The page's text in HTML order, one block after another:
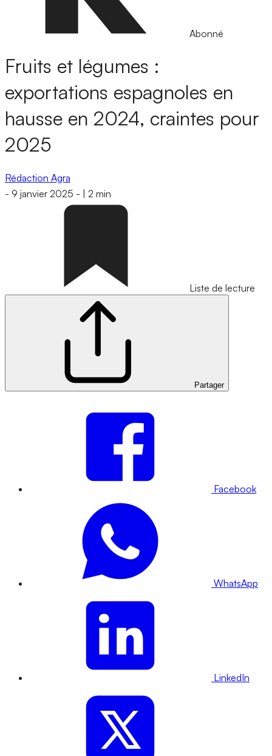
Abonné
Fruits et légumes :
exportations espagnoles en
hausse en 2024, craintes pour
2025
Rédaction Agra
- 9 janvier 2025 - 2 min
Liste de lecture
Partager
Facebook
WhatsApp
LinkedIn